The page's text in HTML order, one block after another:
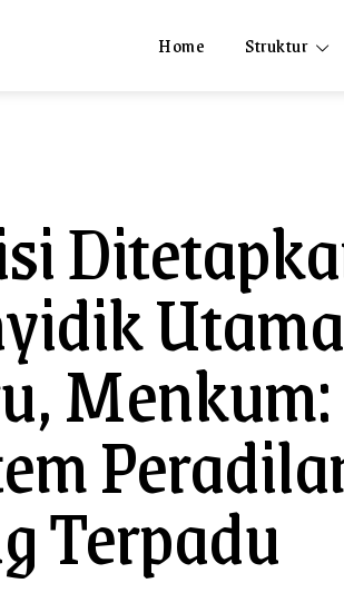
Home Struktur
Terpadu